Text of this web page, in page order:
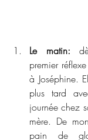
Le matin:
premier
à Joséphine.
plus tard
journée chez
mère. De
pain de